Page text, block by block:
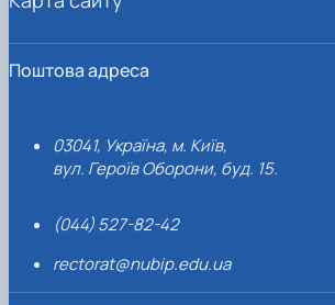
Поштова адреса
03041, Україна, м. Київ,
вул. Героїв Оборони, буд. 15.
(044) 527-82-42
rectorat@nubip.edu.ua